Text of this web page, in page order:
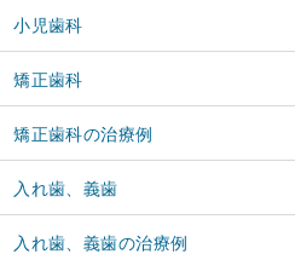
小児歯科
矯正歯科
矯正歯科の治療例
入れ歯、義歯
入れ歯、義歯の治療例